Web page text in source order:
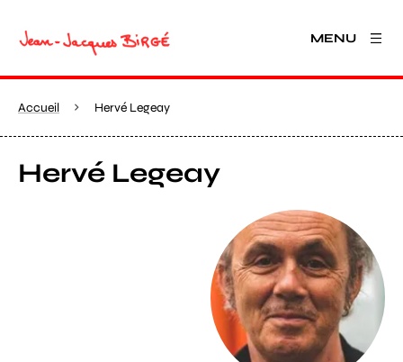
MENU
Accueil Hervé Legeay
Hervé Legeay
Agrandir